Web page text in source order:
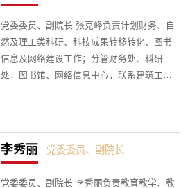
党委委员、副院长 张克峰负责计划财务、自
然及理工类科研、科技成果转移转化、图书
信息及网络建设工作；分管财务处、科研
处，图书馆、网络信息中心，联系建筑工程
李秀丽 党委委员、副院长
党委委员、副院长 李秀丽负责教育教学、教